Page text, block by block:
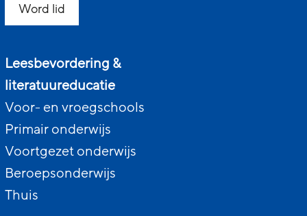
Word lid
Leesbevordering &
literatuureducatie
Voor- en vroegschools
Primair onderwijs
Voortgezet onderwijs
Beroepsonderwijs
Thuis